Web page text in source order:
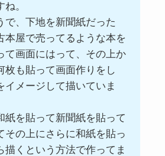
。
で、下地を新聞紙だった
本屋で売ってるような本を
て画面にはって、その上か
枚も貼って画面作りをし
イメージして描いていま
紙を貼って新聞紙を貼って
その上にさらに和紙を貼っ
描くという方法で作ってま